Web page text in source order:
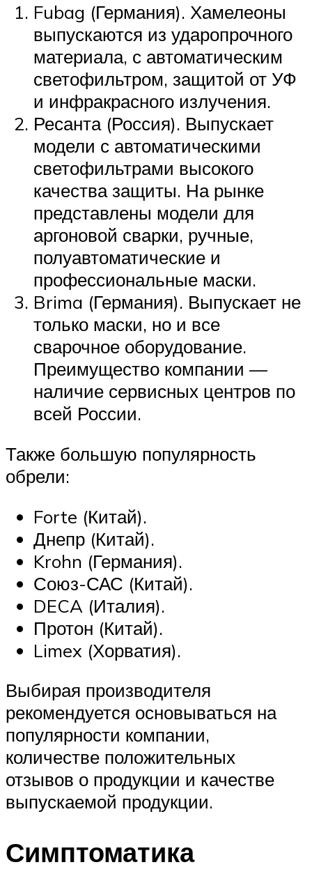
Fubag (Германия). Хамелеоны
выпускаются из ударопрочного
материала, с автоматическим
светофильтром, защитой от УФ
и инфракрасного излучения.
Ресанта (Россия). Выпускает
модели с автоматическими
светофильтрами высокого
качества защиты. На рынке
представлены модели для
аргоновой сварки, ручные,
полуавтоматические и
профессиональные маски.
Brima (Германия). Выпускает не
только маски, но и все
сварочное оборудование.
Преимущество компании —
наличие сервисных центров по
всей России.
Также большую популярность
обрели:
Forte (Китай).
Днепр (Китай).
Krohn (Германия).
Союз-САС (Китай).
DECA (Италия).
Протон (Китай).
Limex (Хорватия).
Выбирая производителя
рекомендуется основываться на
популярности компании,
количестве положительных
отзывов о продукции и качестве
выпускаемой продукции.
Симптоматика